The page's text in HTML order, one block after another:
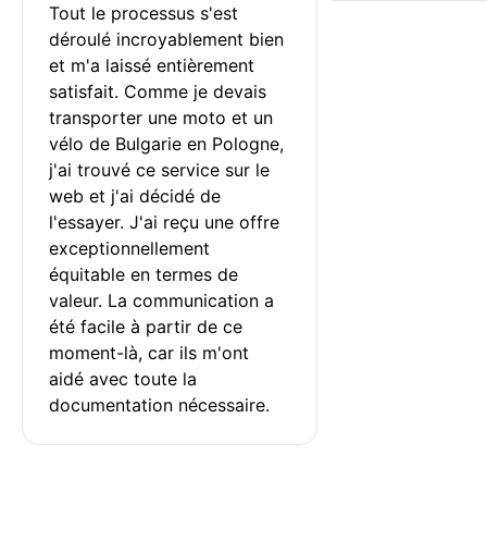
Tout le processus s'est
déroulé incroyablement bien
et m'a laissé entièrement
satisfait. Comme je devais
transporter une moto et un
vélo de Bulgarie en Pologne,
j'ai trouvé ce service sur le
web et j'ai décidé de
l'essayer. J'ai reçu une offre
exceptionnellement
équitable en termes de
valeur. La communication a
été facile à partir de ce
moment-là, car ils m'ont
aidé avec toute la
documentation nécessaire.